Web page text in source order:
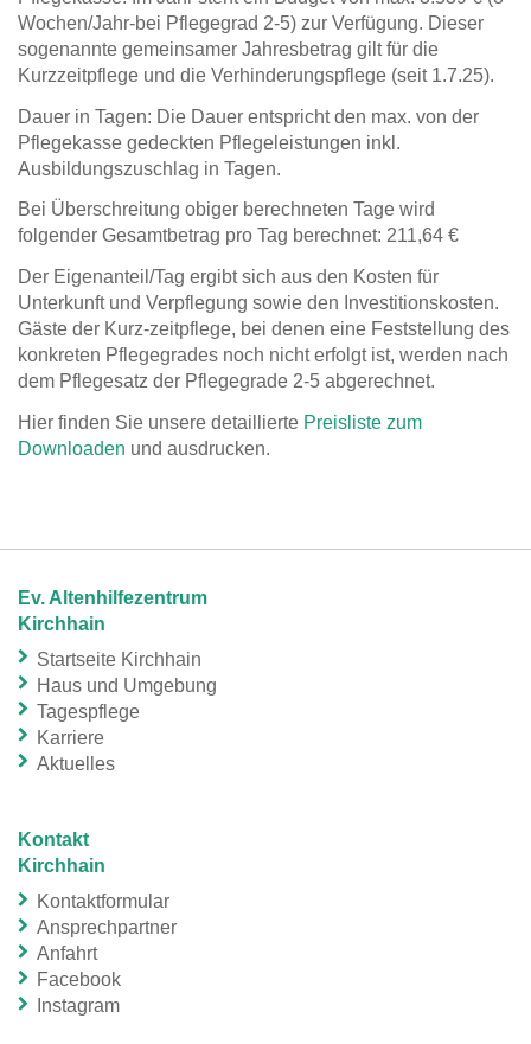
Wochen/Jahr-bei Pflegegrad 2-5) zur Verfügung. Dieser
sogenannte gemeinsamer Jahresbetrag gilt für die
Kurzzeitpflege und die Verhinderungspflege (seit 1.7.25).
Dauer in Tagen: Die Dauer entspricht den max. von der
Pflegekasse gedeckten Pflegeleistungen inkl.
Ausbildungszuschlag in Tagen.
Bei Überschreitung obiger berechneten Tage wird
folgender Gesamtbetrag pro Tag berechnet: 211,64 €
Der Eigenanteil/Tag ergibt sich aus den Kosten für
Unterkunft und Verpflegung sowie den Investitionskosten.
Gäste der Kurz-zeitpflege, bei denen eine Feststellung des
konkreten Pflegegrades noch nicht erfolgt ist, werden nach
dem Pflegesatz der Pflegegrade 2-5 abgerechnet.
Hier finden Sie unsere detaillierte Preisliste zum
Downloaden und ausdrucken.
Ev. Altenhilfezentrum
Kirchhain
Startseite Kirchhain
Haus und Umgebung
Tagespflege
Karriere
Aktuelles
Kontakt
Kirchhain
Kontaktformular
Ansprechpartner
Anfahrt
Facebook
Instagram